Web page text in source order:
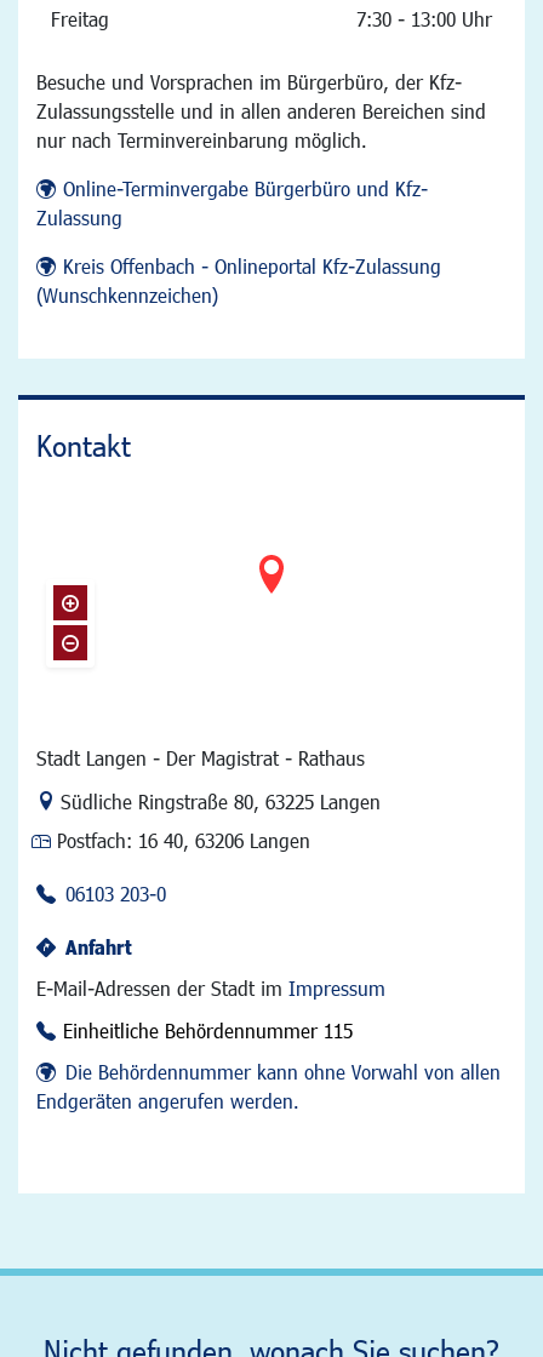
Freitag 7:30 - 13:00 Uhr
Besuche und Vorsprachen im Bürgerbüro, der Kfz-
Zulassungsstelle und in allen anderen Bereichen sind
nur nach Terminvereinbarung möglich.
Online-Terminvergabe Bürgerbüro und Kfz-
Zulassung
Kreis Offenbach - Onlineportal Kfz-Zulassung
(Wunschkennzeichen)
Kontakt
Stadt Langen - Der Magistrat - Rathaus
Link zur Google-Maps Navigation
Südliche Ringstraße 80, 63225 Langen
Postfach: 16 40, 63206 Langen
06103 203-0
Anfahrt
E-Mail-Adressen der Stadt im Impressum
Einheitliche Behördennummer 115
Die Behördennummer kann ohne Vorwahl von allen
Endgeräten angerufen werden.